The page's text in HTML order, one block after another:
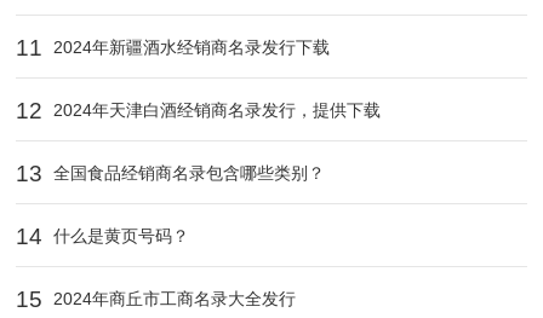
11 2024年新疆酒水经销商名录发行下载
12 2024年天津白酒经销商名录发行，提供下载
13 全国食品经销商名录包含哪些类别？
14 什么是黄页号码？
15 2024年‌商丘市工商名录大全发行